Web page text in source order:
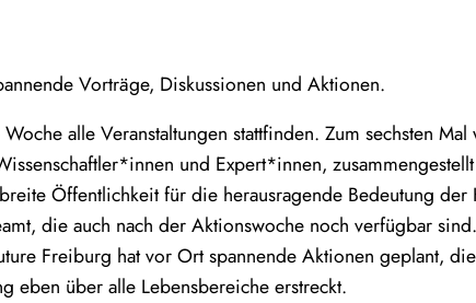
Vorträge, Diskussionen und Aktionen.
alle Veranstaltungen stattfinden. Zum sechsten
und Expert*innen,
Öffentlichkeit für die herausragende Bedeutung
die auch nach der Aktionswoche noch verfügbar sind.
Freiburg hat vor Ort spannende Aktionen geplant,
eben über alle Lebensbereiche erstreckt.